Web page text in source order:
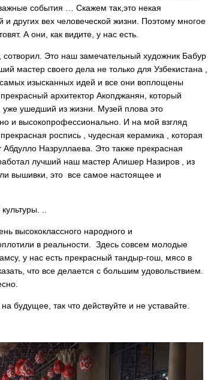
события … Скажем так,это некая
и других вех человеческой жизни. Поэтому многое
А они, как видите, у нас есть.
сотворил. Это наш замечательный художник Бабур
мастер своего дела не только для Узбекистана ,
изысканных идей и все они воплощены
архитектор Акопджанян, который
ушедший из жизни. Музей плова это
и высокопрофессионально. И на мой взгляд
роспись , чудесная керамика , которая
Назруллаева. Это также прекрасная
лучший наш мастер Алишер Назиров , из
вышивки, это все самое настоящее и
..
высококлассного народного и
в реальности. Здесь совсем молодые
у нас есть прекрасный тандыр-гош, мясо в
что все делается с большим удовольствием.
будущее, так что действуйте и не уставайте.